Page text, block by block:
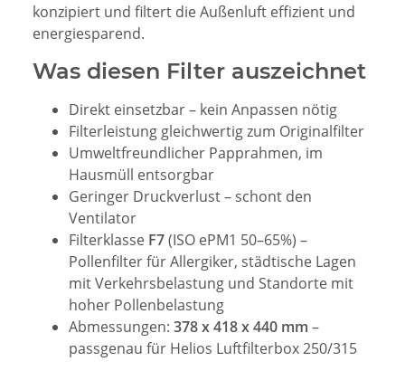
konzipiert und filtert die Außenluft effizient und
energiesparend.
Was diesen Filter auszeichnet
Direkt einsetzbar – kein Anpassen nötig
Filterleistung gleichwertig zum Originalfilter
Umweltfreundlicher Papprahmen, im
Hausmüll entsorgbar
Geringer Druckverlust – schont den
Ventilator
Filterklasse F7(ISO ePM1 50–65%) –
Pollenfilter für Allergiker, städtische Lagen
mit Verkehrsbelastung und Standorte mit
hoher Pollenbelastung
Abmessungen: 378 x 418 x 440 mm –
passgenau für Helios Luftfilterbox 250/315